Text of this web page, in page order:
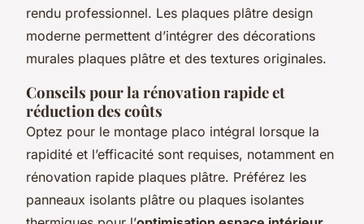
rendu professionnel. Les plaques plâtre design
moderne permettent d’intégrer des décorations
murales plaques plâtre et des textures originales.
Conseils pour la rénovation rapide et
réduction des coûts
Optez pour le montage placo intégral lorsque la
rapidité et l’efficacité sont requises, notamment en
rénovation rapide plaques plâtre. Préférez les
panneaux isolants plâtre ou plaques isolantes